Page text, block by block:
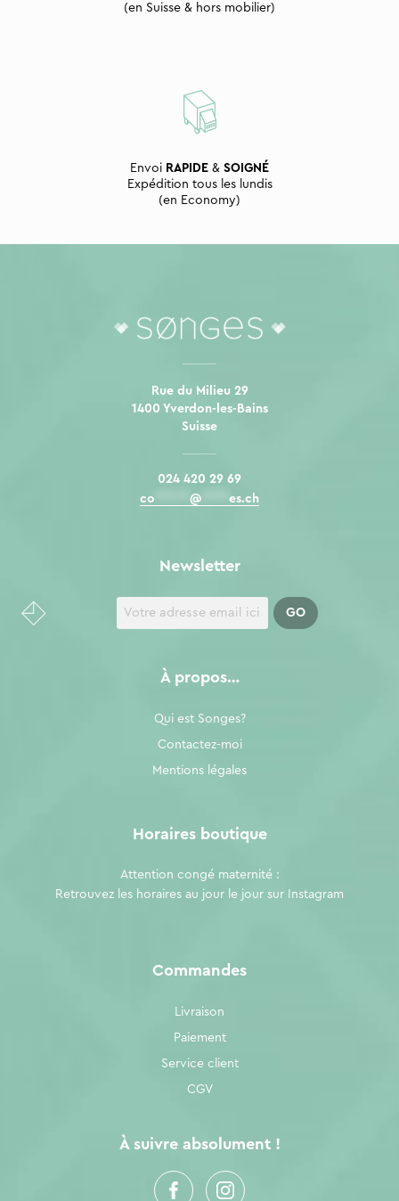
(en Suisse & hors mobilier)
Envoi RAPIDE & SOIGNÉ
Expédition tous les lundis
(en Economy)
Rue du Milieu 29
1400 Yverdon-les-Bains
Suisse
024 420 29 69
co
@ es.ch
Commandes
Livraison
Paiement
Service client
CGV
À suivre absolument !
À propos…
Qui est Songes?
Contactez-moi
Mentions légales
Newsletter
Horaires boutique
Attention congé maternité :
Retrouvez les horaires au jour le jour sur
Instagram